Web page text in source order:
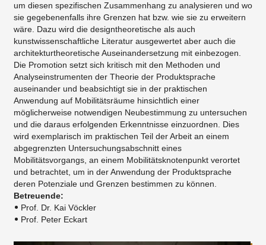
um diesen spezifischen Zusammenhang zu analysieren und wo
sie gegebenenfalls ihre Grenzen hat bzw. wie sie zu erweitern
wäre. Dazu wird die designtheoretische als auch
kunstwissenschaftliche Literatur ausgewertet aber auch die
architekturtheoretische Auseinandersetzung mit einbezogen.
Die Promotion setzt sich kritisch mit den Methoden und
Analyseinstrumenten der Theorie der Produktsprache
auseinander und beabsichtigt sie in der praktischen
Anwendung auf Mobilitätsräume hinsichtlich einer
möglicherweise notwendigen Neubestimmung zu untersuchen
und die daraus erfolgenden Erkenntnisse einzuordnen. Dies
wird exemplarisch im praktischen Teil der Arbeit an einem
abgegrenzten Untersuchungsabschnitt eines
Mobilitätsvorgangs, an einem Mobilitätsknotenpunkt verortet
und betrachtet, um in der Anwendung der Produktsprache
deren Potenziale und Grenzen bestimmen zu können.
Betreuende:
Prof. Dr. Kai Vöckler
Prof. Peter Eckart